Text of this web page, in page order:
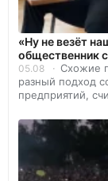
«Ну не везёт
общественник
05.08
Схожие
разный подход
предприятий,